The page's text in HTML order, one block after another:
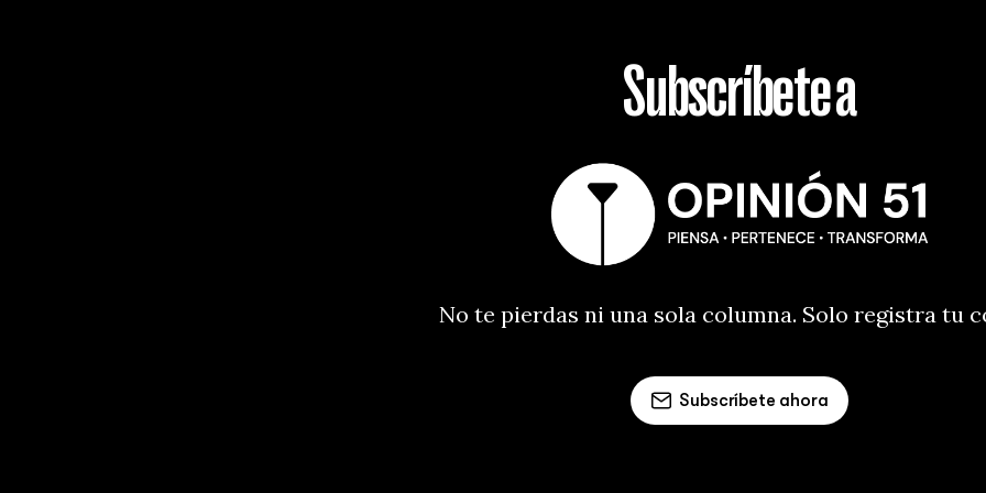
Subscríbete a
No te pierdas ni una sola columna. Solo registra tu
Subscríbete ahora